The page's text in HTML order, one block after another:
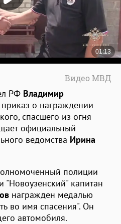
Видео МВД
РФ Владимир
о награждении
спасшего из огня
официальный
ведомства Ирина
полиции
капитан
награжден медалью
во имя спасения". Он
автомобиля.